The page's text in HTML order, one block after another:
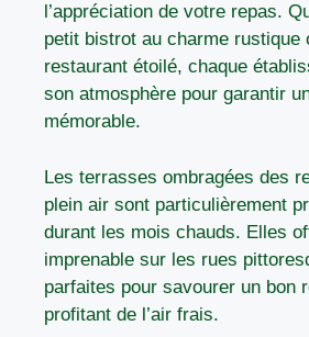
l’appréciation de votre repas.
petit bistrot au charme rustique
restaurant étoilé, chaque
son atmosphère pour garantir
mémorable.
Les terrasses ombragées des
plein air sont particulièrement
durant les mois chauds. Elles
imprenable sur les rues
parfaites pour savourer un bon
profitant de l’air frais.